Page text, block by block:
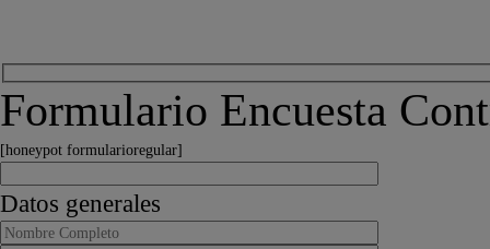
Formulario Encuesta
[honeypot formularioregular]
Datos generales